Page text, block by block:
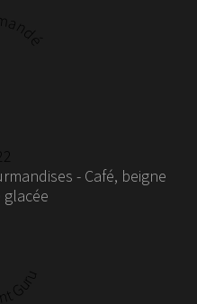
- Café, beigne
glacée
Guru